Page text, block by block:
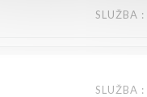
SLUŽBA :
SLUŽBA :